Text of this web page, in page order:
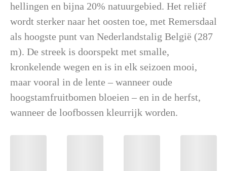
hellingen en bijna 20% natuurgebied. Het reliëf
wordt sterker naar het oosten toe, met Remersdaal
als hoogste punt van Nederlandstalig België (287
m). De streek is doorspekt met smalle,
kronkelende wegen en is in elk seizoen mooi,
maar vooral in de lente – wanneer oude
hoogstamfruitbomen bloeien – en in de herfst,
wanneer de loofbossen kleurrijk worden.